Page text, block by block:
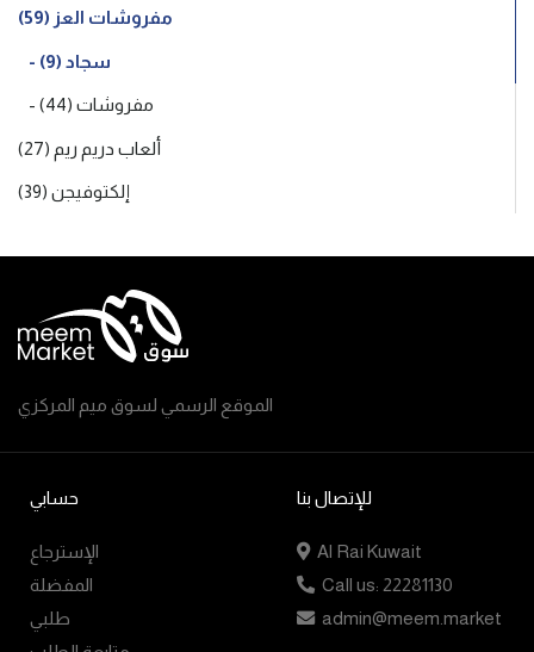
مفروشات العز (59)
- سجاد (9)
- مفروشات (44)
ألعاب دريم ريم (27)
إلكتوفيجن (39)
الموقع الرسمي لسوق ميم المركزي
حسابي
الإسترجاع
المفضلة
طلبي
للإتصال بنا
Al Rai Kuwait
Call us: 22281130
admin@meem.market